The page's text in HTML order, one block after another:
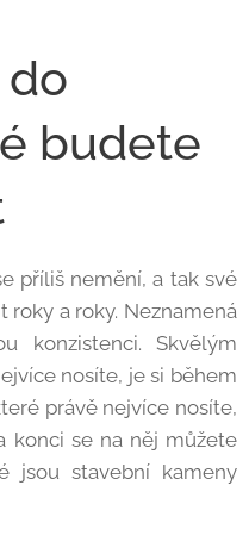
do
budete
příliš nemění, a tak své
a roky. Neznamená
konzistenci. Skvělým
nosíte, je si během
právě nejvíce nosíte,
konci se na něj můžete
jsou stavební kameny